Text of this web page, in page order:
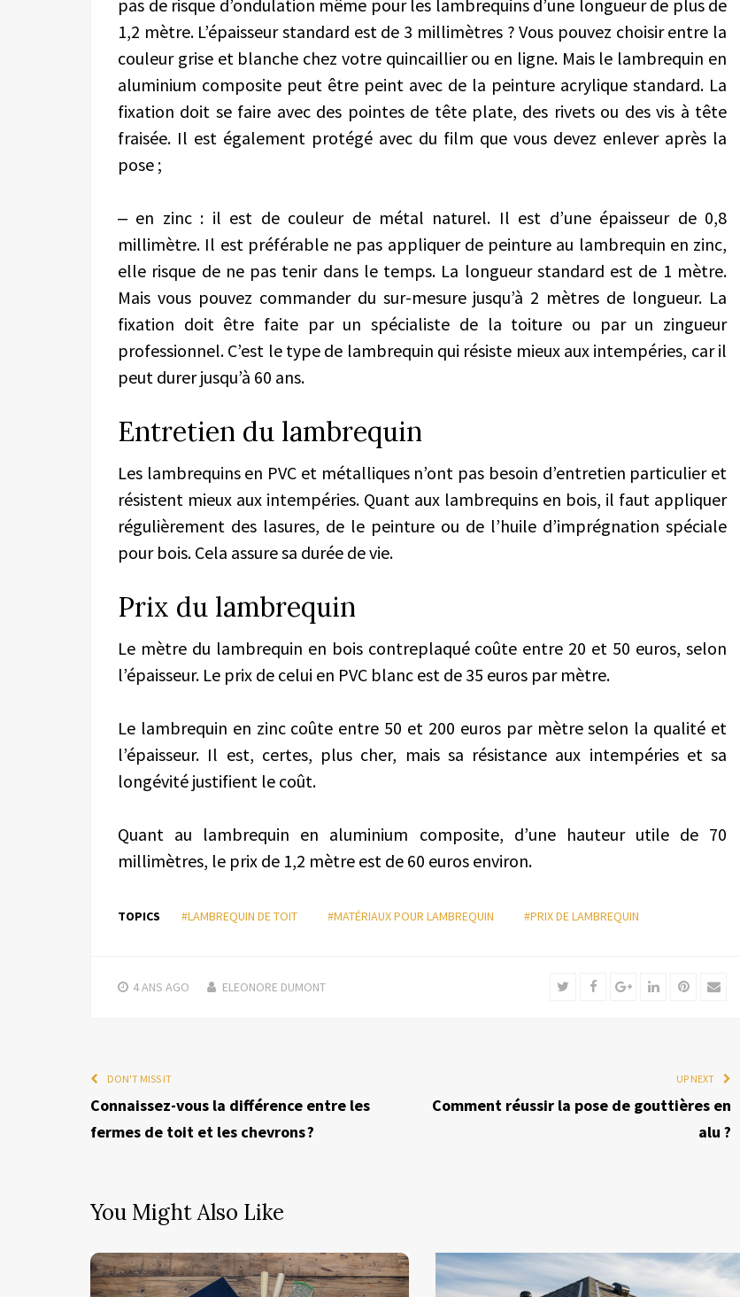
pas de risque d’ondulation même pour les lambrequins d’une longueur de plus de
1,2 mètre. L’épaisseur standard est de 3 millimètres ? Vous pouvez choisir entre la
couleur grise et blanche chez votre quincaillier ou en ligne. Mais le lambrequin en
aluminium composite peut être peint avec de la peinture acrylique standard. La
fixation doit se faire avec des pointes de tête plate, des rivets ou des vis à tête
fraisée. Il est également protégé avec du film que vous devez enlever après la
pose ;
‒ en zinc : il est de couleur de métal naturel. Il est d’une épaisseur de 0,8
millimètre. Il est préférable ne pas appliquer de peinture au lambrequin en zinc,
elle risque de ne pas tenir dans le temps. La longueur standard est de 1 mètre.
Mais vous pouvez commander du sur-mesure jusqu’à 2 mètres de longueur. La
fixation doit être faite par un spécialiste de la toiture ou par un zingueur
professionnel. C’est le type de lambrequin qui résiste mieux aux intempéries, car il
peut durer jusqu’à 60 ans.
Entretien du lambrequin
Les lambrequins en PVC et métalliques n’ont pas besoin d’entretien particulier et
résistent mieux aux intempéries. Quant aux lambrequins en bois, il faut appliquer
régulièrement des lasures, de le peinture ou de l’huile d’imprégnation spéciale
pour bois. Cela assure sa durée de vie.
Prix du lambrequin
Le mètre du lambrequin en bois contreplaqué coûte entre 20 et 50 euros, selon
l’épaisseur. Le prix de celui en PVC blanc est de 35 euros par mètre.
Le lambrequin en zinc coûte entre 50 et 200 euros par mètre selon la qualité et
l’épaisseur. Il est, certes, plus cher, mais sa résistance aux intempéries et sa
longévité justifient le coût.
Quant au lambrequin en aluminium composite, d’une hauteur utile de 70
millimètres, le prix de 1,2 mètre est de 60 euros environ.
TOPICS #LAMBREQUIN DE TOIT #MATÉRIAUX POUR LAMBREQUIN #PRIX DE LAMBREQUIN
4 ANS AGO ELEONORE DUMONT TwitterFacebookGoogle+LinkedInPinterest
Email
DON'T MISS IT
Connaissez-vous la différence entre les
fermes de toit et les chevrons ?
UP NEXT
Comment réussir la pose de gouttières en
alu ?
You Might Also Like